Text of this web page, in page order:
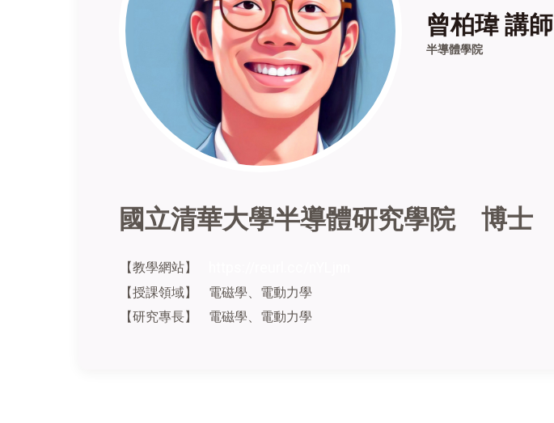
曾柏瑋 講師
半導體學院
國立清華大學半導體研究學院 博士
【教學網站】
【授課領域】
電磁學、電動力學
【研究專長】
電磁學、電動力學